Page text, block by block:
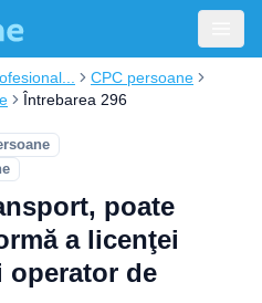
CPC persoane
Întrebarea 296
poate
a licenţei
operator de